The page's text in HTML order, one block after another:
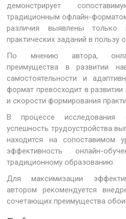
демонстрирует
традиционным офлайн-
различия выявлены только
практических заданий в пользу
По мнению автора,
преимущества в развитии
самостоятельности и
формат превосходит в
и скорости формирования
В процессе исследования
успешность трудоустройства
находится на сопоставимом
эффективность онлайн-
традиционному образованию.
Для максимизации
автором рекомендуется
сочетающих преимущества